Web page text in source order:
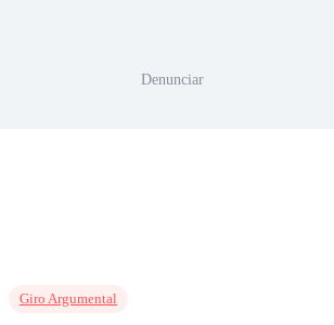
Denunciar
Giro Argumental